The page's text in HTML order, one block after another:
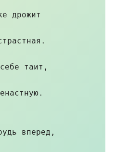
дрожит
таит,
вперед,